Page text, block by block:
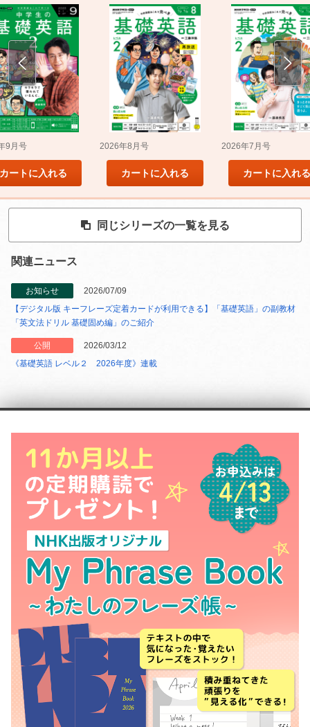
9月号
カートに入れる
2026年8月号
カートに入れる
2026年7月号
カートに入れる
同じシリーズの一覧を見る
関連ニュース
お知らせ
2026/07/09
【デジタル版 キーフレーズ定着カードが利用できる】「基礎英語」の副教材
「英文法ドリル 基礎固め編」のご紹介
公開
2026/03/12
《基礎英語 レベル２ 2026年度》連載